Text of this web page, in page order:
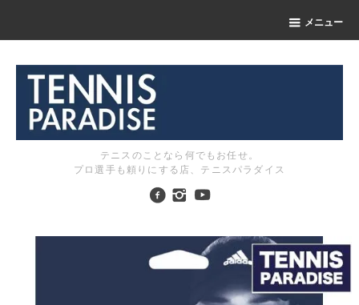
メニュー
テニスのことなら何でもお任せ。
プロ選手も頼りにする店、テニスパラダイス